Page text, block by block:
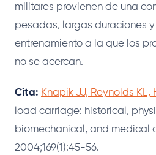
militares provienen de una
pesadas, largas duraciones
entrenamiento a la que los
no se acercan.
Cita: Knapik JJ, Reynolds KL,
load carriage: historical,
biomechanical, and medical
2004;169(1):45-56.